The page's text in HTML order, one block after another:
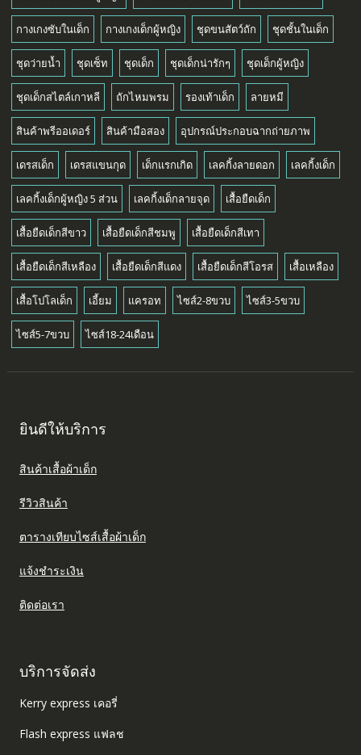
กางเกงซับในเด็ก กางเกงเด็กผู้หญิง ชุดขนสัตว์ถัก ชุดชั้นในเด็ก
ชุดว่ายน้ำ ชุดเซ็ท ชุดเด็ก ชุดเด็กน่ารักๆ ชุดเด็กผู้หญิง
ชุดเด็กสไตล์เกาหลี ถักไหมพรม รองเท้าเด็ก ลายหมี
สินค้าพรีออเดอร์ สินค้ามือสอง อุปกรณ์ประกอบฉากถ่ายภาพ
เดรสเด็ก เดรสแขนกุด เด็กแรกเกิด เลคกิ้งลายดอก เลคกิ้งเด็ก
เลคกิ้งเด็กผู้หญิง 5 ส่วน เลคกิ้งเด็กลายจุด เสื้อยืดเด็ก
เสื้อยืดเด็กสีขาว เสื้อยืดเด็กสีชมพู เสื้อยืดเด็กสีเทา
เสื้อยืดเด็กสีเหลือง เสื้อยืดเด็กสีแดง เสื้อยืดเด็กสีโอรส เสื้อเหลือง
เสื้อโปโลเด็ก เอี้ยม แครอท ไซส์2-8ขวบ ไซส์3-5ขวบ
ไซส์5-7ขวบ ไซส์18-24เดือน
ยินดีให้บริการ
สินค้าเสื้อผ้าเด็ก
รีวิวสินค้า
ตารางเทียบไซส์เสื้อผ้าเด็ก
แจ้งชำระเงิน
ติดต่อเรา
บริการจัดส่ง
Kerry express เคอรี่
Flash express แฟลช